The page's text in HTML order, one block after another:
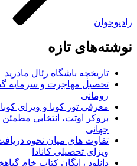
رادیوجوان
نوشته‌های تازه
تاریخچه باشگاه رئال مادرید
تحصیل مهاجرت و سرمایه
رومانی
معرفی تور کوبا و ویزای
بروکر اوتت، انتخابی
جهانی
تفاوت های میان نحوه
ویزای تحصیلی کانادا
دانلود رایگان کتاب خام